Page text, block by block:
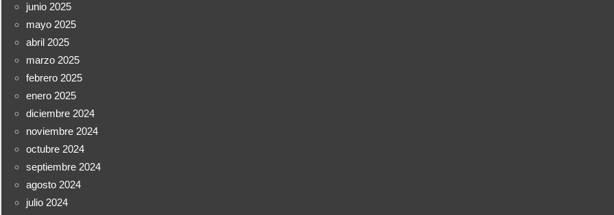
junio 2025
mayo 2025
abril 2025
marzo 2025
febrero 2025
enero 2025
diciembre 2024
noviembre 2024
octubre 2024
septiembre 2024
agosto 2024
julio 2024